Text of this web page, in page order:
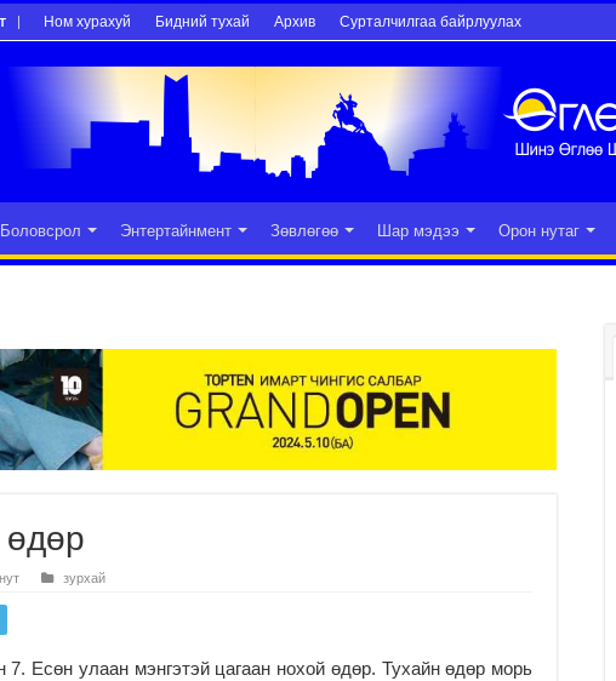
Ном хурахуй Бидний тухай Архив Сурталчилгаа байрлуулах
Боловсрол Энтертайнмент Зөвлөгөө Шар мэдээ Орон нутаг
өдөр
зурхай
Есөн улаан мэнгэтэй цагаан нохой өдөр. Тухайн өдөр морь